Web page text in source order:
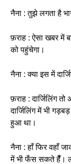
नैना : तुझे लगता है
फ़राह : ऐसा खबर में
को पहुंचेगा।
नैना : क्या इस में
फ़राह : दार्जिलिंग
दार्जिलिंग में भी
हुआ था।
नैना : हाँ फिर वहाँ
में भी फँस सकते हैँ।